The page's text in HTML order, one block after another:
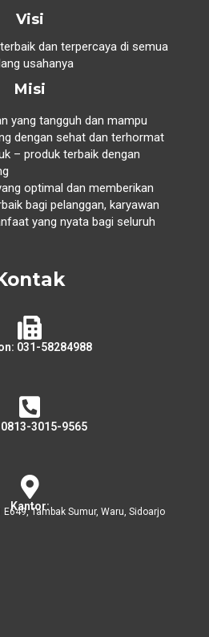
Visi
dan terpercaya di semua
usahanya
Misi
yang tangguh dan mampu
dengan sehat dan terhormat
– produk terbaik dengan
optimal dan memberikan
bagi pelanggan, karyawan
yang nyata bagi seluruh
031-58284988
3015-9565
Kantor:Tambak Sumur, Waru, Sidoarjo